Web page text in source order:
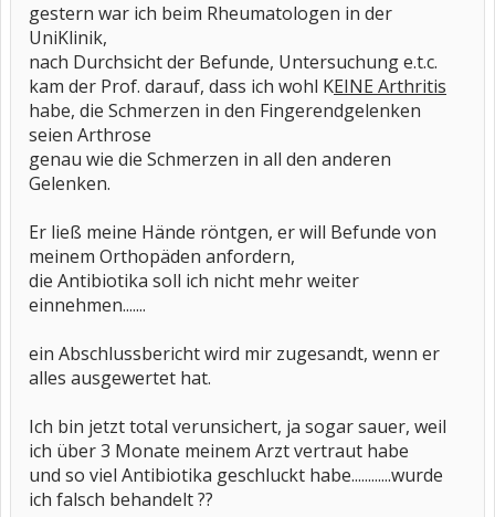
gestern war ich beim Rheumatologen in der
UniKlinik,
nach Durchsicht der Befunde, Untersuchung e.t.c.
kam der Prof. darauf, dass ich wohl KEINE Arthritis
habe, die Schmerzen in den Fingerendgelenken
seien Arthrose
genau wie die Schmerzen in all den anderen
Gelenken.
Er ließ meine Hände röntgen, er will Befunde von
meinem Orthopäden anfordern,
die Antibiotika soll ich nicht mehr weiter
einnehmen.......
ein Abschlussbericht wird mir zugesandt, wenn er
alles ausgewertet hat.
Ich bin jetzt total verunsichert, ja sogar sauer, weil
ich über 3 Monate meinem Arzt vertraut habe
und so viel Antibiotika geschluckt habe............wurde
ich falsch behandelt ??